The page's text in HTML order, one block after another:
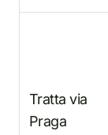
Tratta via
Praga